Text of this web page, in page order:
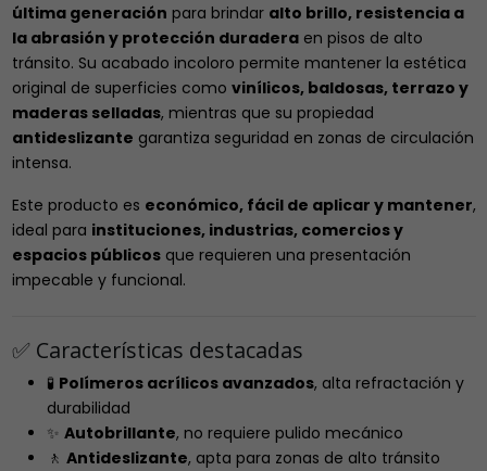
última generación para brindar alto brillo, resistencia a
la abrasión y protección duraderaen pisos de alto
tránsito. Su acabado incoloro permite mantener la estética
original de superficies como vinílicos, baldosas, terrazo y
maderas selladas, mientras que su propiedad
antideslizante garantiza seguridad en zonas de circulación
intensa.
Este producto es económico, fácil de aplicar y mantener,
ideal para instituciones, industrias, comercios y
espacios públicosque requieren una presentación
impecable y funcional.
✅ Características destacadas
🧪 Polímeros acrílicos avanzados, alta refractación y
durabilidad
✨ Autobrillante, no requiere pulido mecánico
🚶 Antideslizante, apta para zonas de alto tránsito